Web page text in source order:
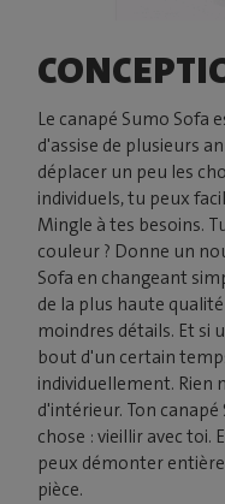
Le canapé Sumo Sofa
d'assise de plusieurs
déplacer un peu les
individuels, tu peux
Mingle à tes besoins.
couleur ? Donne un
Sofa en changeant
de la plus haute
moindres détails. Et si
bout d'un certain
individuellement. Rien
d'intérieur. Ton
chose : vieillir avec toi.
peux démonter
pièce.